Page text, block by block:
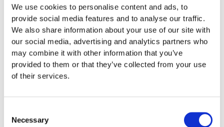
We use cookies to personalise content and ads, to
provide social media features and to analyse our traffic.
We also share information about your use of our site with
our social media, advertising and analytics partners who
may combine it with other information that you’ve
provided to them or that they’ve collected from your use
of their services.
Selection
Necessary
lediga ytor. När barnen springer
mellan klätterställningar och
FALLSKYDD & UNDERLAG
Fallskyddsmattor
mm - för fallhöjd till och med